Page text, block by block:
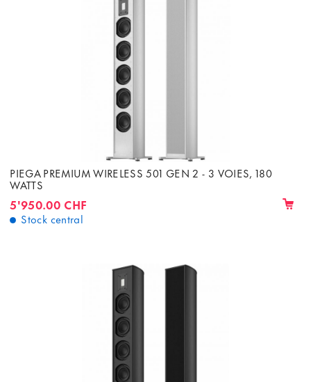
PIEGA PREMIUM WIRELESS 501 GEN 2 - 3 VOIES, 180
WATTS
5'950.00 CHF
Stock central